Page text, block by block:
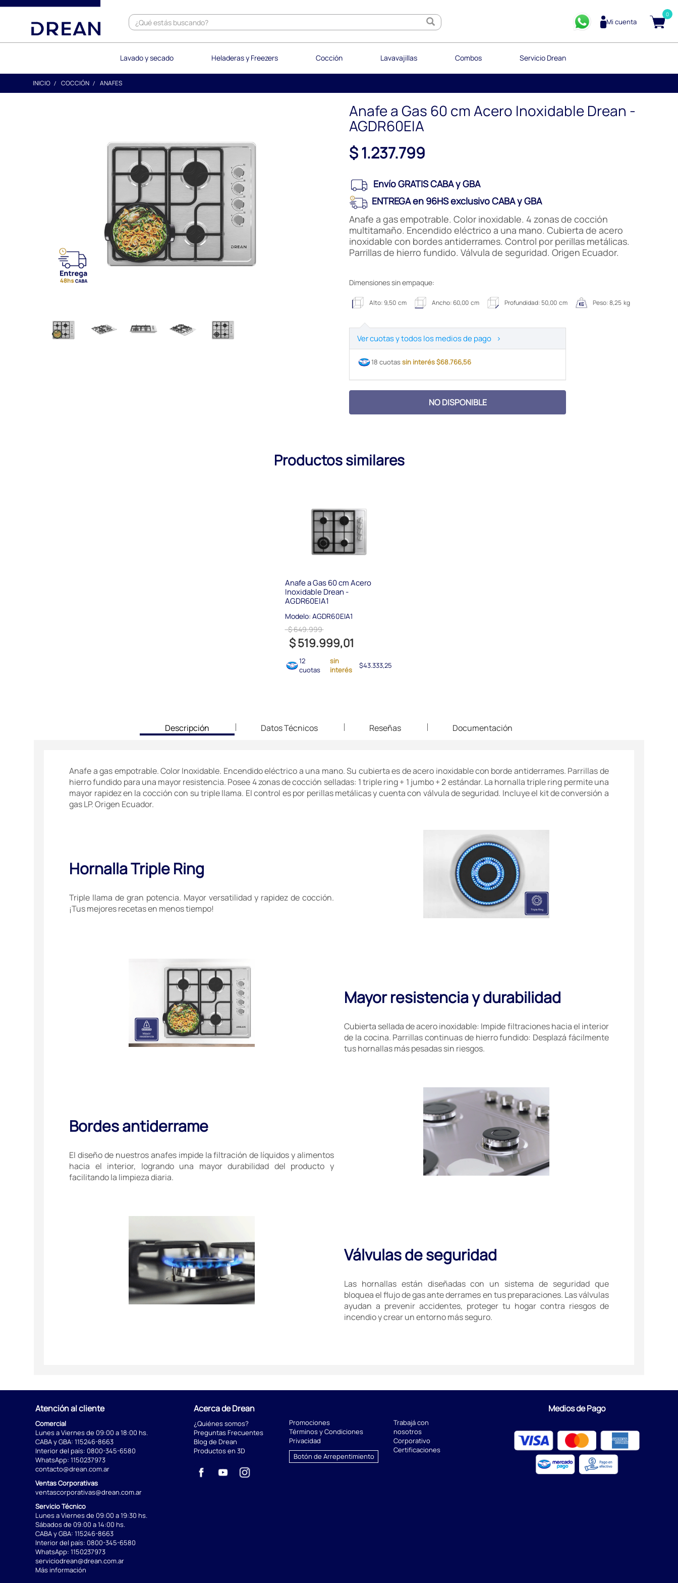
text.skipToContent
text.skipToNavigation
Mi cuenta
0
Lavado y secado Heladeras y Freezers Cocción Lavavajillas Combos Servicio Drean
INICIO COCCIÓN ANAFES
Anafe a Gas 60 cm Acero Inoxidable Drean -
AGDR60EIA
$ 1.237.799
Envío GRATIS CABA y GBA
ENTREGA en 96HS exclusivo CABA y GBA
Anafe a gas empotrable. Color inoxidable. 4 zonas de cocción
multitamaño. Encendido eléctrico a una mano. Cubierta de acero
inoxidable con bordes antiderrames. Control por perillas metálicas.
Parrillas de hierro fundido. Válvula de seguridad. Origen Ecuador.
Dimensiones sin empaque:
Alto: 9,50 cm Ancho: 60,00 cm Profundidad: 50,00 cm Peso: 8,25 kg
Ver cuotas y todos los medios de pago >
18 cuotassin interés $68.766,56
NO DISPONIBLE
Productos similares
Anafe a Gas 60 cm Acero
Inoxidable Drean -
AGDR60EIA1
Modelo: AGDR60EIA1
$ 649.999
$ 519.999,01
12
cuotas
sin
interés
$43.333,25
current
tab:
Descripción Datos Técnicos Reseñas Documentación
Anafe a gas empotrable. Color Inoxidable. Encendido eléctrico a una mano. Su cubierta es de acero inoxidable con borde antiderrames. Parrillas de
hierro fundido para una mayor resistencia. Posee 4 zonas de cocción selladas: 1 triple ring + 1 jumbo + 2 estándar. La hornalla triple ring permite una
mayor rapidez en la cocción con su triple llama. El control es por perillas metálicas y cuenta con válvula de seguridad. Incluye el kit de conversión a
gas LP. Origen Ecuador.
Hornalla Triple Ring
Triple llama de gran potencia. Mayor versatilidad y rapidez de cocción.
¡Tus mejores recetas en menos tiempo!
Mayor resistencia y durabilidad
Cubierta sellada de acero inoxidable: Impide filtraciones hacia el interior
de la cocina. Parrillas continuas de hierro fundido: Desplazá fácilmente
tus hornallas más pesadas sin riesgos.
Bordes antiderrame
El diseño de nuestros anafes impide la filtración de líquidos y alimentos
hacia el interior, logrando una mayor durabilidad del producto y
facilitando la limpieza diaria.
Válvulas de seguridad
Las hornallas están diseñadas con un sistema de seguridad que
bloquea el flujo de gas ante derrames en tus preparaciones. Las válvulas
ayudan a prevenir accidentes, proteger tu hogar contra riesgos de
incendio y crear un entorno más seguro.
Atención al cliente
Comercial
Lunes a Viernes de 09:00 a 18:00 hs.
CABA y GBA: 115246-8663
Interior del país: 0800-345-6580
WhatsApp: 1150237973
contacto@drean.com.ar
Ventas Corporativas
ventascorporativas@drean.com.ar
Servicio Técnico
Lunes a Viernes de 09:00 a 19:30 hs.
Sábados de 09:00 a 14:00 hs.
CABA y GBA: 115246-8663
Interior del país: 0800-345-6580
WhatsApp: 1150237973
serviciodrean@drean.com.ar
Más información
Acerca de Drean
¿Quiénes somos?
Preguntas Frecuentes
Blog de Drean
Productos en 3D
Promociones
Términos y Condiciones
Privacidad
Botón de Arrepentimiento
Trabajá con
nosotros
Corporativo
Certificaciones
Medios de Pago